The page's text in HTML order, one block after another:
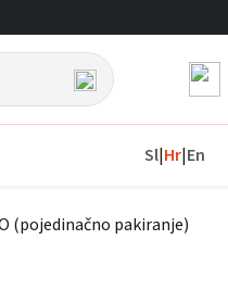
Sl|Hr|En
(pojedinačno pakiranje)